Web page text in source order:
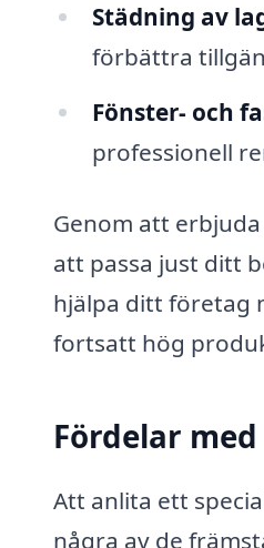
Städning av
förbättra
Fönster- och
professionell
Genom att
att passa just ditt
hjälpa ditt företag
fortsatt hög
Fördelar
Att anlita ett
några av de